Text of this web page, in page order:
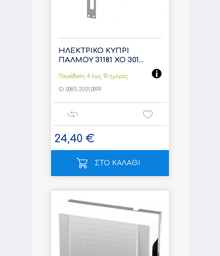
ΗΛΕΚΤΡΙΚΟ ΚΥΠΡΙ
ΠΑΛΜΟΥ 31181 XO 301...
Παράδοση 4 έως 10 ημέρες
ID: 0085-20.01.0099
24,40 €
ΣΤΟ ΚΑΛΑΘΙ